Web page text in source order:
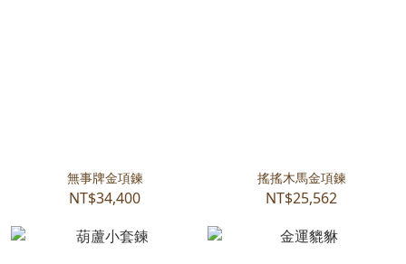
無事牌金項鍊
NT$34,400
搖搖木馬金項鍊
NT$25,562